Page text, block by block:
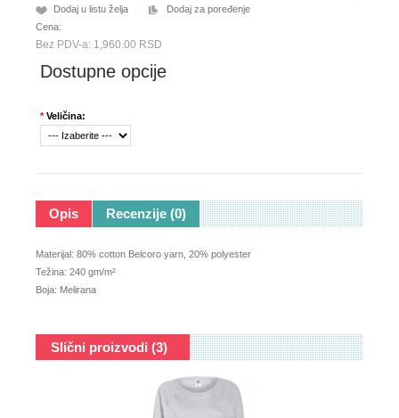
Dodaj u listu želja
Dodaj za poređenje
Cena:
Bez PDV-a: 1,960.00 RSD
Dostupne opcije
* Veličina:
Opis Recenzije (0)
Materijal: 80% cotton Belcoro yarn, 20% polyester
Težina: 240 gm/m²
Boja: Melirana
Slični proizvodi (3)